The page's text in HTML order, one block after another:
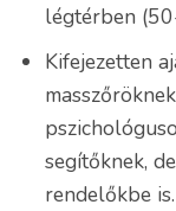
légtérben
Kifejezetten
segítőknek,
rendelőkbe is.